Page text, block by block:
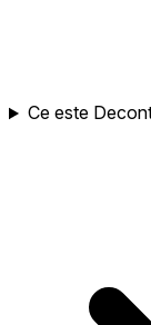
Ce este